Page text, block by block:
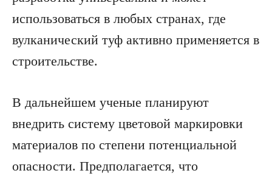
использоваться в любых странах, где
вулканический туф активно применяется в
строительстве.
В дальнейшем ученые планируют
внедрить систему цветовой маркировки
материалов по степени потенциальной
опасности. Предполагается, что